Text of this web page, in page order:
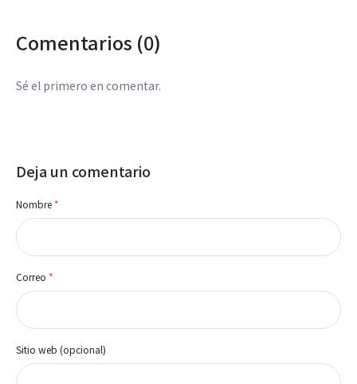
Comentarios (0)
Sé el primero en comentar.
Deja un comentario
Nombre *
Correo *
Sitio web (opcional)